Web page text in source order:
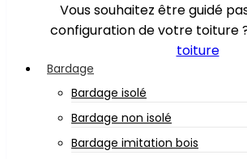
Vous souhaitez être guidé
configuration de votre toiture
toiture
Bardage
Bardage isolé
Bardage non isolé
Bardage imitation bois